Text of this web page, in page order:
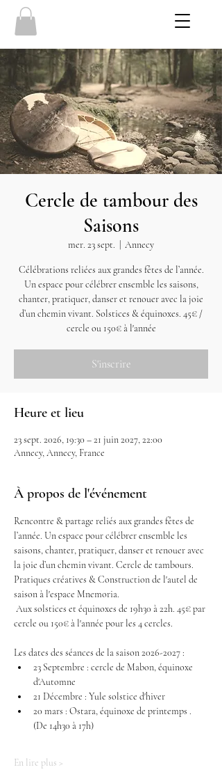
Cercle de tambour des
Saisons
mer. 23 sept. Annecy
Célébrations reliées aux grandes fêtes de l’année.
Un espace pour célébrer ensemble les saisons,
chanter, pratiquer, danser et renouer avec la joie
d’un chemin vivant. Solstices & équinoxes. 45€ /
cercle ou 150€ à l'année
S'inscrire
Heure et lieu
23 sept. 2026, 19:30 – 21 juin 2027, 22:00
Annecy, Annecy, France
À propos de l'événement
Rencontre & partage reliés aux grandes fêtes de
l’année. Un espace pour célébrer ensemble les
saisons, chanter, pratiquer, danser et renouer avec
la joie d’un chemin vivant. Cercle de tambours.
Pratiques créatives & Construction de l'autel de
saison à l'espace Mnemoria.
cercle ou 150€ à l'année pour les 4 cercles.
Les dates des séances de la saison 2026-2027 :
23 Septembre : cercle de Mabon, équinoxe
d'Automne
21 Décembre : Yule solstice d'hiver
20 mars : Ostara, équinoxe de printemps .
(De 14h30 à 17h)
En lire plus >